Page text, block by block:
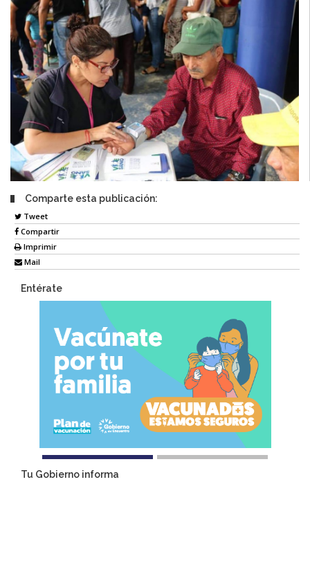
Comparte esta publicación:
Tweet
Compartir
Imprimir
Mail
Entérate
Tu Gobierno informa